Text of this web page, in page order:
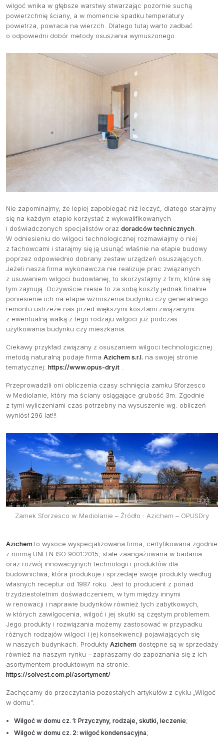
O NAS
OFERTA
PRODUCENCI
BAZA WIEDZY
KONTAKT
wilgoć wnika w głębsze warstwy stwarzając pozornie suchą
powierzchnię ściany, a w momencie spadku temperatury
powietrza, powraca na wierzch. Dlatego tutaj warto zadbać
o odpowiedni dobór metody osuszania wymuszonego.
Nie zapominajmy, że lepiej zapobiegać niż leczyć, dlatego starajmy
się na każdym etapie korzystać z wykwalifikowanych
i doświadczonych specjalistów oraz doradców technicznych
W odniesieniu do wilgoci technologicznej rozmawiajmy o niej
z fachowcami i starajmy się ją usunąć właśnie na etapie budowy
poprzez odpowiednio dobrany zestaw urządzeń osuszających.
Jeżeli nasza firma wykonawcza nie realizuje prac związanych
z usuwaniem wilgoci budowlanej, to skorzystajmy z firm, które się
tym zajmują. Oczywiście niesie to za sobą koszty jednak finalnie
poniesienie ich na etapie wznoszenia budynku czy generalnego
remontu ustrzeże nas przed większymi kosztami związanymi
z ewentualną walką z tego rodzaju wilgoci już podczas
użytkowania budynku czy mieszkania.
Ciekawy przykład związany z osuszaniem wilgoci technologicznej
metodą naturalną podaje firma Azichem s.r.l. na swojej stronie
tematycznej: https://www.opus-dry.it
Przeprowadzili oni obliczenia czasy schnięcia zamku Sforzesco
w Mediolanie, który ma ściany osiągające grubość 3m. Zgodnie
z tymi wyliczeniami czas potrzebny na wysuszenie wg. obliczeń
wyniósł 296 lat!!!
Zamek Sforzesco w Mediolanie – Źródło : Azichem – OPUSDry
Azichem to wysoce wyspecjalizowana firma, certyfikowana zgodnie
z normą UNI EN ISO 9001:2015, stale zaangażowana w badania
oraz rozwój innowacyjnych technologii i produktów dla
budownictwa, która produkuje i sprzedaje swoje produkty według
własnych receptur od 1987 roku. Jest to producent z ponad
trzydziestoletnim doświadczeniem, w tym między innymi
w renowacji i naprawie budynków również tych zabytkowych,
w których zawilgocenia, wilgoć i jej skutki są częstym problemem.
Jego produkty i rozwiązania możemy zastosować w przypadku
różnych rodzajów wilgoci i jej konsekwencji pojawiających się
w naszych budynkach. Produkty Azichem dostępne są w sprzedaży
również na naszym rynku – zapraszamy do zapoznania się z ich
asortymentem produktowym na stronie:
https://solvest.com.pl/asortyment/
Zachęcamy do przeczytania pozostałych artykułów z cyklu „Wilgoć
w domu”:
Wilgoć w domu cz. 1: Przyczyny, rodzaje, skutki, leczenie;
Wilgoć w domu cz. 2: wilgoć kondensacyjna;